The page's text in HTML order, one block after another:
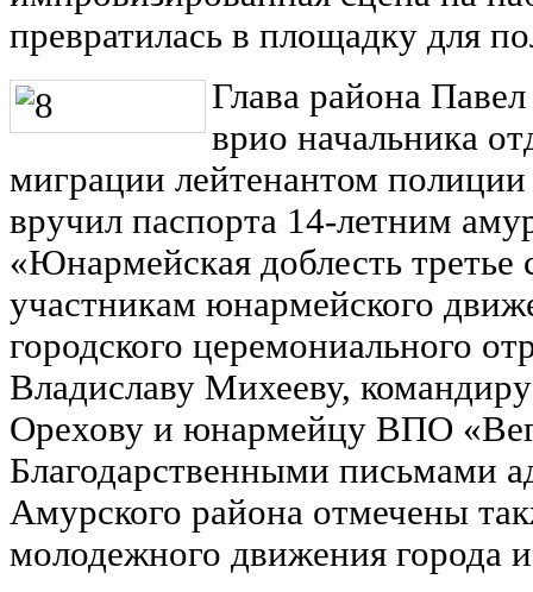
превратилась в площадку для
Глава района
врио начальника
миграции лейтенантом
вручил паспорта 14-летним
«Юнармейская доблесть третье
участникам юнармейского
городского церемониального
Владиславу Михееву,
Орехову и юнармейцу ВПО
Благодарственными письмами
Амурского района отмечены
молодежного движения города